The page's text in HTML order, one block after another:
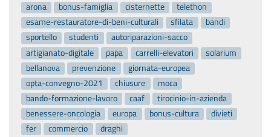
arona
bonus-famiglia cisternette
telethon
esame-restauratore-di-beni-culturali
sfilata
bandi
sportello
studenti
autoriparazioni-sacco
artigianato-digitale
papa carrelli-elevatori
solarium
bellanova
prevenzione
giornata-europea
opta-convegno-2021
chiusure
moca
bando-formazione-lavoro
caaf
tirocinio-in-azienda
benessere-oncologia
europa bonus-cultura
divieti
fer
commercio
draghi